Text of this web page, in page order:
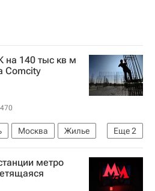
на 140 тыс кв м
Comcity
470
Еще2
Москва
Жилье
метро